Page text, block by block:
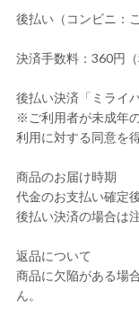
後払い（コンビニ：
決済手数料：360円（
後払い決済「ミライ
※ご利用者が未成年
利用に対する同意を
商品のお届け時期
代金のお支払い確定
後払い決済の場合は
返品について
商品に欠陥がある場
ん。